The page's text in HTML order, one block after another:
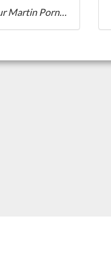
Monsieur Martin Pornstar Martin Blonde